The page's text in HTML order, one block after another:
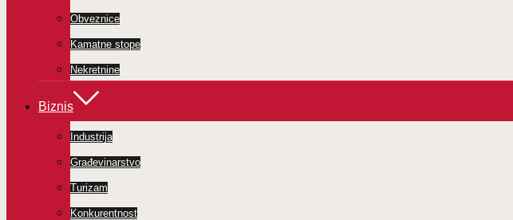
Obveznice
Kamatne stope
Nekretnine
Biznis
Industrija
Građevinarstvo
Turizam
Konkurentnost